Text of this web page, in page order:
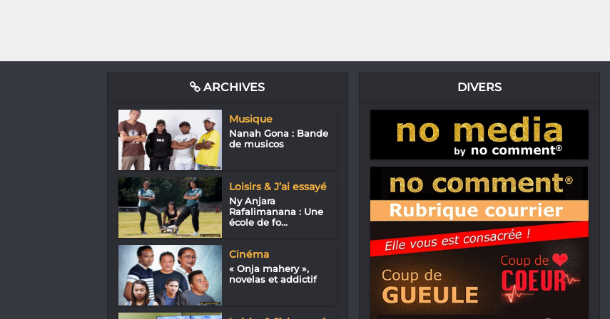
ARCHIVES
Musique
Nanah Gona : Bande
de musicos
Loisirs & J’ai essayé
Ny Anjara
Rafalimanana : Une
école de fo...
Cinéma
« Onja mahery »,
novelas et addictif
DIVERS